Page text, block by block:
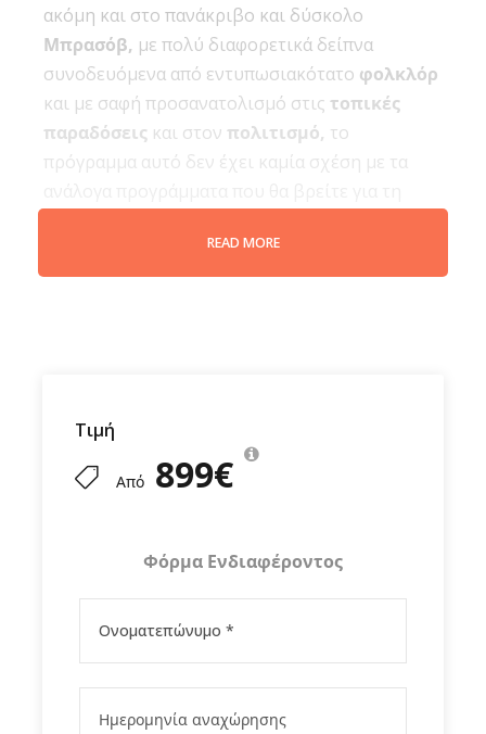
Τιμή
Από 899€
Φόρμα Ενδιαφέροντος
ακόμη και στο πανάκριβο και δύσκολο
Μπρασόβ, με πολύ διαφορετικά δείπνα
συνοδευόμενα από εντυπωσιακότατο φολκλόρ
και με σαφή προσανατολισμό στις τοπικές
παραδόσεις και στον πολιτισμό, το
πρόγραμμα αυτό δεν έχει καμία σχέση με τα
Είναι μια χορταστική 9ήμερη εμπειρία, από
κάστρα και
διπλωματούχους ξεναγούς επιπλέον του, πολύ
καλά καταρτισμένου, Έλληνα αρχηγού που
Κόμη Δράκουλα, αφού θα πάμε μαζί στο
περίφημο κάστρο και στη γενέτειρα του
διαβόητου Βλαντ Τσέπες. Αλλά τα Καρπάθια και
ακόμη θρύλους που μας περιμένουν. Και εμείς
θα τους ανακαλύψουμε όλους!
READ MORE